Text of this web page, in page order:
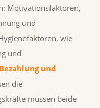
Motivationsfaktoren,
und
wie
und
Bezahlung und
die
müssen beide